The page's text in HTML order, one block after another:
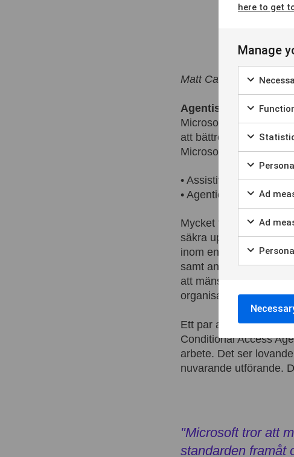
Matt Call och Jason
Agentisk AI för Intune
Microsoft ser ett stort
att bättre stödja
Microsoft delgav sin
• Assistive (Q&A / Chat)
• Agentic (Human in
Mycket fokus var
säkra upp denna typ
inom en snar framtid.
samt andra
att mänskligt
organisationer är redo
Ett par agenter finns
Conditional Access
arbete. Det ser
nuvarande utförande.
"Microsoft tror att
standarden framåt
here to get
Manage
Ad
Ad